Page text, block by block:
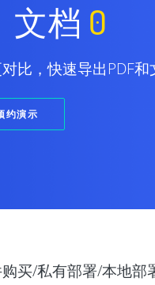
文档 0
比，快速导出PDF和
约演示
买/私有部署/本地部